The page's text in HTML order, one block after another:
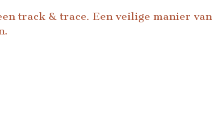
track & trace. Een veilige manier van